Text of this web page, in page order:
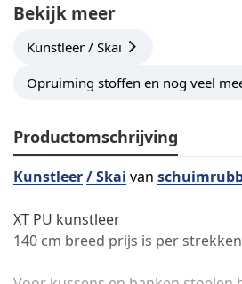
Bekijk meer
Kunstleer / Skai
Opruiming stoffen en nog veel
Productomschrijving
Kunstleer/ Skai van
XT PU kunstleer
140 cm breed prijs is per